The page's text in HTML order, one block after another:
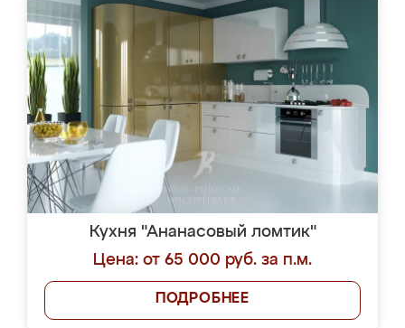
Кухня "Ананасовый ломтик"
Цена: от 65 000 руб. за п.м.
ПОДРОБНЕЕ